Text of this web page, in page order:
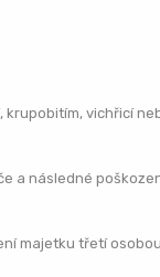
vichřicí
a následné
majetku třetí osobou.